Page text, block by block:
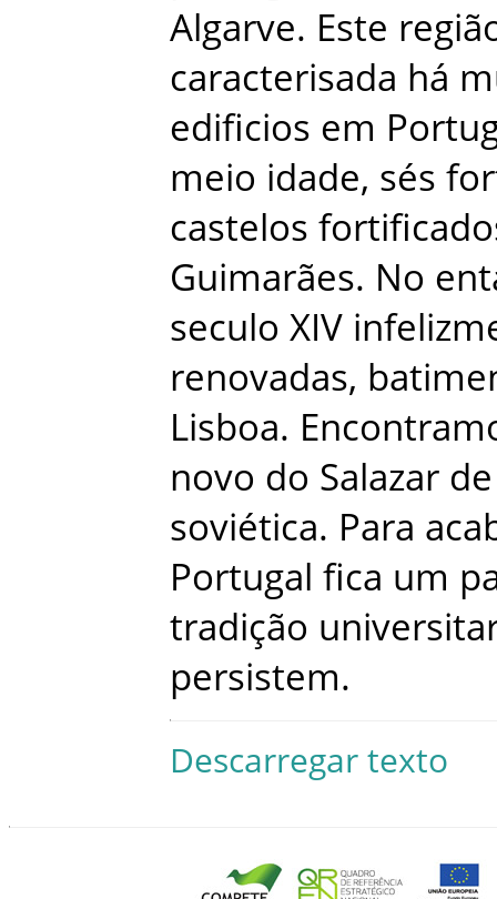
Algarve. Este
caracterisada há
edificios em
meio idade, sés
castelos
Guimarães. No
seculo XIV
renovadas,
Lisboa.
novo do Salazar de
soviética. Para
Portugal fica um
tradição
persistem.
Descarregar texto